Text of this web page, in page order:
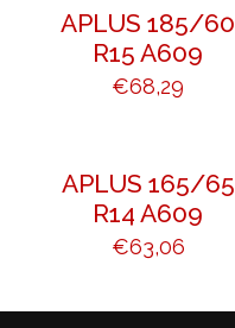
APLUS 185/60
R15 A609
€68,29
APLUS 165/65
R14 A609
€63,06